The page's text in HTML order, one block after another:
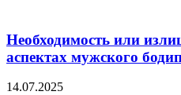
Необходимость или
аспектах мужского
14.07.2025